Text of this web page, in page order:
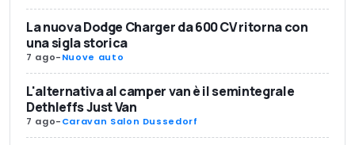
La nuova Dodge Charger da 600 CV ritorna con
una sigla storica
7 ago-Nuove auto
L'alternativa al camper van è il semintegrale
Dethleffs Just Van
7 ago-Caravan Salon Dussedorf